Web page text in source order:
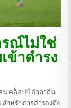
ณ์ไม่ใช่
ข้าดำรง
น คล็อปป์ อำลาถิ่น
ำหรับการสำรองถึง